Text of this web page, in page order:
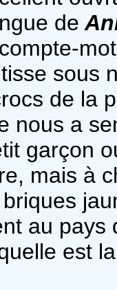
de
sous
de la
nous a
garçon
mais à
au pays
est